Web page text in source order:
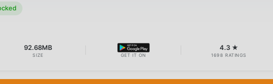
92.68MB
SIZE GET IT ON
4.3 ★
1698 RATINGS